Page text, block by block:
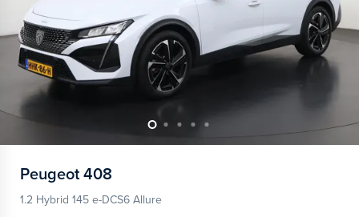
Peugeot 408
1.2 Hybrid 145 e-DCS6 Allure